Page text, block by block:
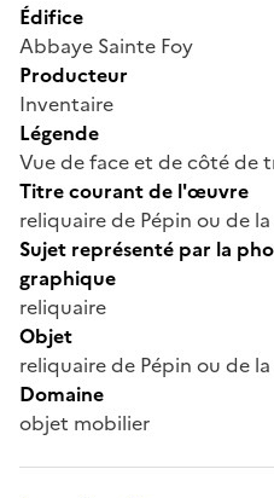
Édifice
Abbaye Sainte Foy
Producteur
Inventaire
Légende
Vue de face et de côté de
Titre courant de l'œuvre
reliquaire de Pépin ou de
Sujet représenté par la
graphique
reliquaire
Objet
reliquaire de Pépin ou de
Domaine
objet mobilier